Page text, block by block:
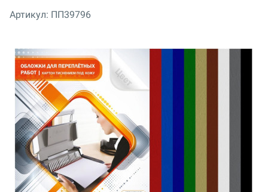
Артикул: ПП39796